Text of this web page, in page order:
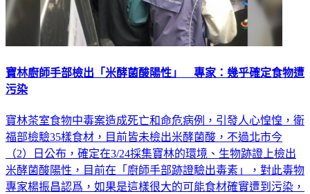
寶林廚師手部檢出「米酵菌酸陽性」 專家：幾乎確定食物遭
污染
寶林茶室食物中毒案造成死亡和命危病例，引發人心惶惶，衛
福部檢驗35樣食材，目前皆未檢出米酵菌酸，不過北市今
（2）日公布，確定在3/24採集寶林的環境、生物跡證上檢出
米酵菌酸陽性，目前在「廚師手部跡證驗出毒素」，對此毒物
專家楊振昌認爲，如果是這樣很大的可能食材確實遭到污染，